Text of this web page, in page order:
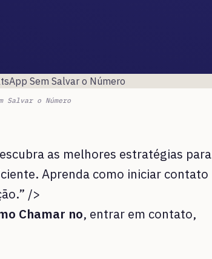
Salvar o Número
as melhores estratégias para
Aprenda como iniciar contato
/>
Chamar no, entrar em contato,